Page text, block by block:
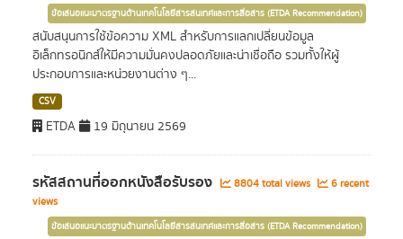
ข้อเสนอแนะมาตรฐานด้านเทคโนโลยีสารสนเทศและการสื่อสาร (ETDA Recommendation)
สนับสนุนการใช้ข้อความ XML สำหรับการแลกเปลี่ยนข้อมูล
อิเล็กทรอนิกส์ให้มีความมั่นคงปลอดภัยและน่าเชื่อถือ รวมทั้งให้ผู้
ประกอบการและหน่วยงานต่าง ๆ...
CSV
ETDA 19 มิถุนายน 2569
รหัสสถานที่ออกหนังสือรับรอง 8804 total views
6 recent
views
ข้อเสนอแนะมาตรฐานด้านเทคโนโลยีสารสนเทศและการสื่อสาร (ETDA Recommendation)